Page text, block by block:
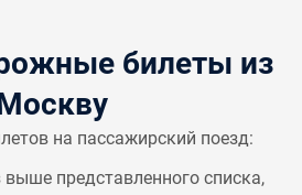
билеты из
на пассажирский поезд:
выше представленного списка,